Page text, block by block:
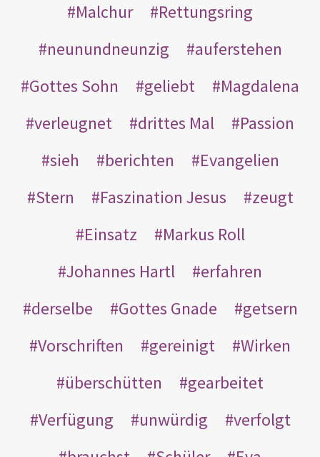
Malchur
Rettungsring
neunundneunzig
auferstehen
Gottes Sohn
geliebt
Magdalena
verleugnet
drittes Mal
Passion
sieh
berichten
Evangelien
Stern
Faszination Jesus
zeugt
Einsatz
Markus Roll
Johannes Hartl
erfahren
derselbe
Gottes Gnade
getsern
Vorschriften
gereinigt
Wirken
überschütten
gearbeitet
Verfügung
unwürdig
verfolgt